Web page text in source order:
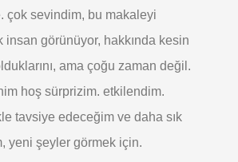
çok sevindim, bu makaleyi
insan görünüyor, hakkında kesin
ama çoğu zaman değil.
hoş sürprizim. etkilendim.
tavsiye edeceğim ve daha sık
yeni şeyler görmek için.